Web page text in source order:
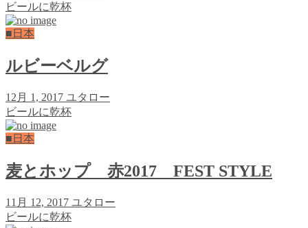
ビールに乾杯
■日本
ルビーベルグ
12月 1, 2017 ユタロー
ビールに乾杯
■日本
麦とホップ 赤2017 FEST STYLE
11月 12, 2017 ユタロー
ビールに乾杯